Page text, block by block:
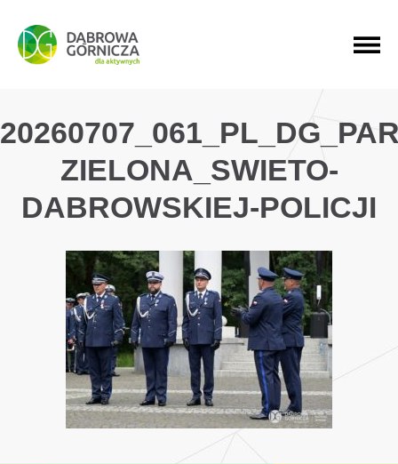
PRZEJDŹ DO MENU GŁÓWNEGO
PRZEJDŹ DO WYSZUKIWARKI
PRZEJDŹ DO TREŚCI
ZIELONA_SWIETO-
DABROWSKIEJ-POLICJI